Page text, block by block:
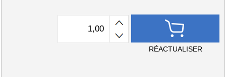
RÉACTUALISER